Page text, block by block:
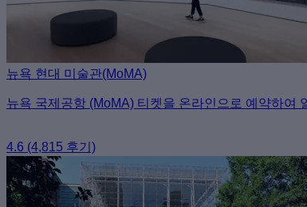
뉴욕 현대 미술관(MoMA)
뉴욕 국제공항 (MoMA) 티켓을 온라인으로 예약하여
4.6 (4,815 후기)